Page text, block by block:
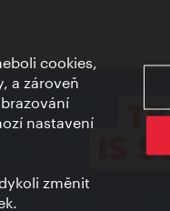
cookies,
a zároveň
nastavení
změnit